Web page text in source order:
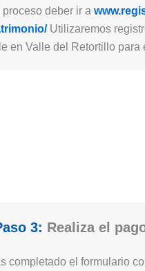
deber ir a
Utilizaremos
en Valle del Retortillo para
3: Realiza el
completado el formulario